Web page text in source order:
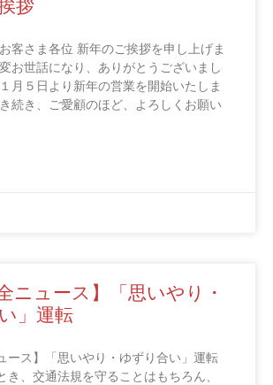
拶
客さま各位 新年のご挨拶を申し上げま
お世話になり、ありがとうございまし
月５日より新年の営業を開始いたしま
続き、ご愛顧のほど、よろしくお願い
ニュース】「思いやり・
」運転
ース】「思いやり・ゆずり合い」運転
き、交通法規を守ることはもちろん、